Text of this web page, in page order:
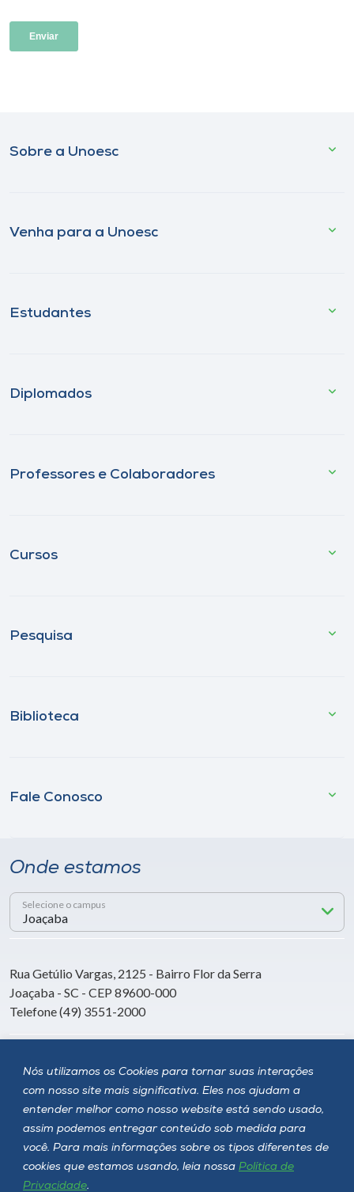
Nós utilizamos os Cookies para tornar suas interações
com nosso site mais significativa. Eles nos ajudam a
entender melhor como nosso website está sendo usado,
assim podemos entregar conteúdo sob medida para
você. Para mais informações sobre os tipos diferentes de
cookies que estamos usando, leia nossa Política de
Privacidade.
Sobre a Unoesc
Venha para a Unoesc
Estudantes
Diplomados
Professores e Colaboradores
Cursos
Pesquisa
Biblioteca
Fale Conosco
Onde estamos
Selecione o campus
Rua Getúlio Vargas, 2125 - Bairro Flor da Serra
Joaçaba - SC - CEP 89600-000
Telefone (49) 3551-2000
Siga a Unoesc